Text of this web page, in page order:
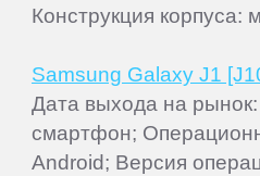
Конструкция корпуса:
Samsung Galaxy J1
Дата выхода на рынок:
смартфон;
Android; Версия